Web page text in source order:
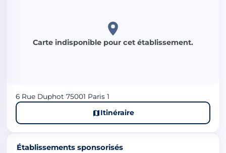
Carte indisponible pour cet établissement.
6 Rue Duphot 75001 Paris 1
Itinéraire
Établissements sponsorisés